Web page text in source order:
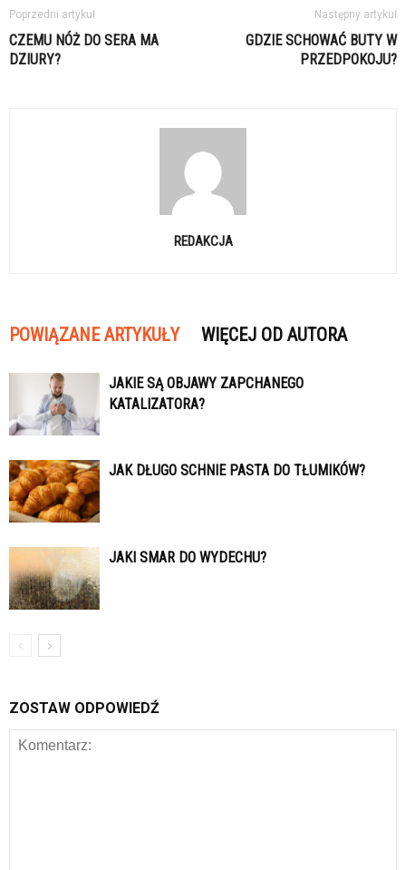
Poprzedni artykuł
CZEMU NÓŻ DO SERA MA
DZIURY?
Następny artykuł
GDZIE SCHOWAĆ BUTY W
PRZEDPOKOJU?
REDAKCJA
POWIĄZANE ARTYKUŁY WIĘCEJ OD AUTORA
JAKIE SĄ OBJAWY ZAPCHANEGO
KATALIZATORA?
JAK DŁUGO SCHNIE PASTA DO TŁUMIKÓW?
JAKI SMAR DO WYDECHU?
ZOSTAW ODPOWIEDŹ